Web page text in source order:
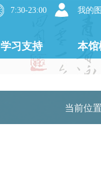
7:30-23:00 我的
学习支持 本馆
当前位置